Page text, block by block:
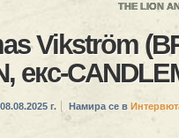
THE LION
Vikström
екс-
г. Намира се в